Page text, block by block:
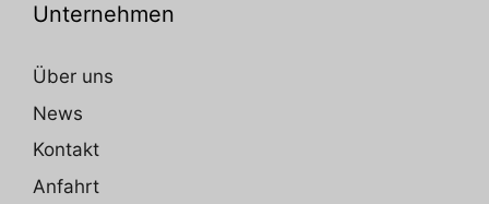
Unternehmen
Über uns
News
Kontakt
Anfahrt